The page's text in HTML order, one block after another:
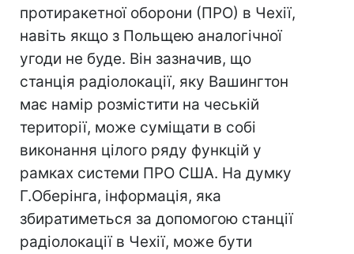
протиракетної оборони (ПРО) в Чехії,
навіть якщо з Польщею аналогічної
угоди не буде. Він зазначив, що
станція радіолокації, яку Вашингтон
має намір розмістити на чеській
території, може суміщати в собі
виконання цілого ряду функцій у
рамках системи ПРО США. На думку
Г.Оберінга, інформація, яка
збиратиметься за допомогою станції
радіолокації в Чехії, може бути